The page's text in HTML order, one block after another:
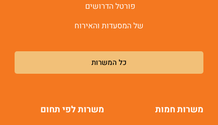
פורטל הדרושים
של המסעדות והאירוח
כל המשרות
משרות חמות משרות לפי תחום